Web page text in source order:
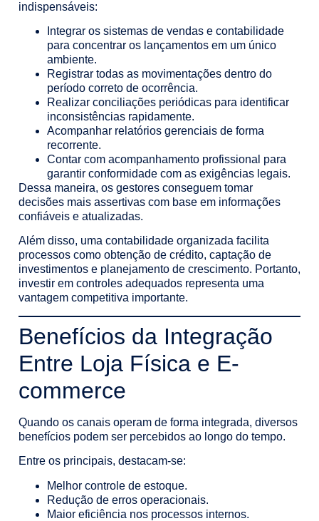
indispensáveis:
Integrar os sistemas de vendas e contabilidade
para concentrar os lançamentos em um único
ambiente.
Registrar todas as movimentações dentro do
período correto de ocorrência.
Realizar conciliações periódicas para identificar
inconsistências rapidamente.
Acompanhar relatórios gerenciais de forma
recorrente.
Contar com acompanhamento profissional para
garantir conformidade com as exigências legais.
Dessa maneira, os gestores conseguem tomar
decisões mais assertivas com base em informações
confiáveis e atualizadas.
Além disso, uma contabilidade organizada facilita
processos como obtenção de crédito, captação de
investimentos e planejamento de crescimento. Portanto,
investir em controles adequados representa uma
vantagem competitiva importante.
Benefícios da Integração
Entre Loja Física e E-
commerce
Quando os canais operam de forma integrada, diversos
benefícios podem ser percebidos ao longo do tempo.
Entre os principais, destacam-se:
Melhor controle de estoque.
Redução de erros operacionais.
Maior eficiência nos processos internos.